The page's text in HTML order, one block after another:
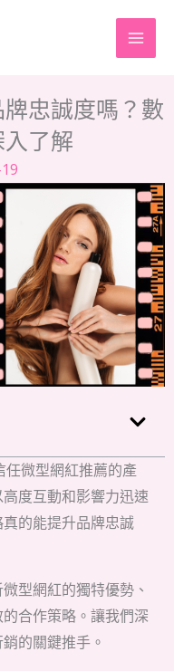
忠誠度嗎？數
了解
微型網紅推薦的產
度互動和影響力迅速
的能提升品牌忠誠
型網紅的獨特優勢、
合作策略。讓我們深
的關鍵推手。